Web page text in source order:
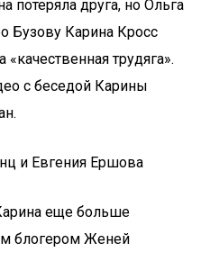
потеряла друга, но Ольга
Бузову Карина Кросс
трудяга».
с беседой Карины
и Евгения Ершова
еще больше
блогером Женей